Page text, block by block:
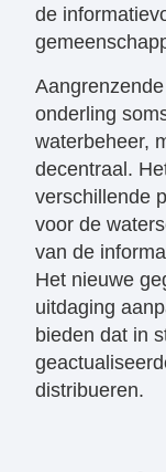
de
onderling
waterbeheer,
decentraal.
verschillende
voor de
van de
Het nieuwe
uitdaging
bieden dat in
distribueren.